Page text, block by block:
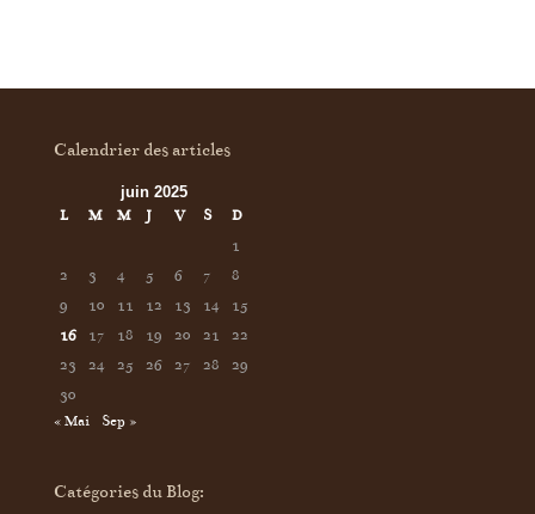
Calendrier des articles
juin 2025
L M M J V S
D
1
2
3 4 5 6 7
8
9
10 11 12 13 14
15
16
17 18 19 20 21
22
23
24 25 26 27 28
29
30
« Mai
Sep »
Catégories du Blog: